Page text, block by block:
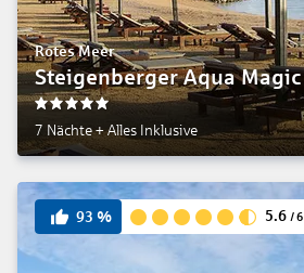
Rotes Meer
Steigenberger Aqua Magic
7 Nächte+Alles Inklusive
93 % 5.6 /6